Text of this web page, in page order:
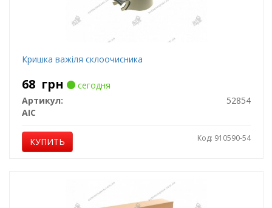
Кришка важiля склоочисника
68 грн
сегодня
Артикул:
52854
AIC
КУПИТЬ Код: 910590-54